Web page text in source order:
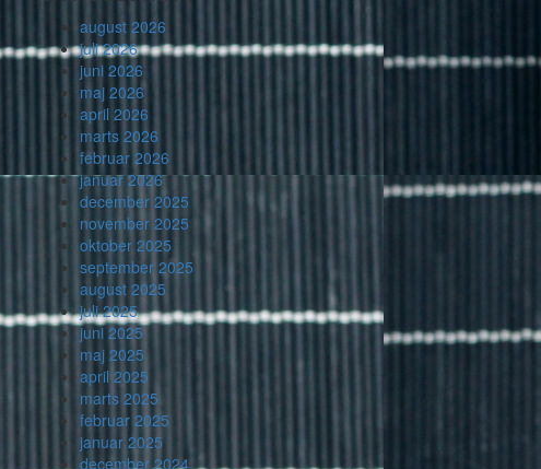
august 2026
juli 2026
juni 2026
maj 2026
april 2026
marts 2026
februar 2026
januar 2026
december 2025
november 2025
oktober 2025
september 2025
august 2025
juli 2025
juni 2025
maj 2025
april 2025
marts 2025
februar 2025
januar 2025
december 2024